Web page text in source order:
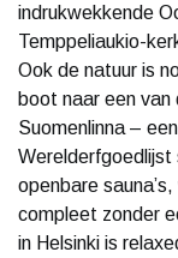
indrukwekkende
Temppeliaukio-
Ook de natuur is
boot naar een van
Suomenlinna –
Werelderfgoedlijst
openbare
compleet zonder
in Helsinki is